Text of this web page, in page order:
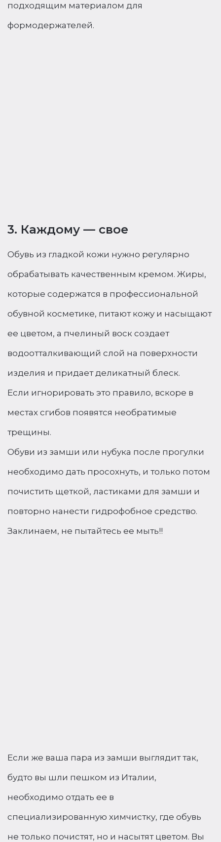
подходящим материалом для
формодержателей.
3. Каждому — свое
Обувь из гладкой кожи нужно регулярно
обрабатывать качественным кремом. Жиры,
которые содержатся в профессиональной
обувной косметике, питают кожу и насыщают
ее цветом, а пчелиный воск создает
водоотталкивающий слой на поверхности
изделия и придает деликатный блеск.
Если игнорировать это правило, вскоре в
местах сгибов появятся необратимые
трещины.
Обуви из замши или нубука после прогулки
необходимо дать просохнуть, и только потом
почистить щеткой, ластиками для замши и
повторно нанести гидрофобное средство.
Заклинаем, не пытайтесь ее мыть!!
Если же ваша пара из замши выглядит так,
будто вы шли пешком из Италии,
необходимо отдать ее в
специализированную химчистку, где обувь
не только почистят, но и насытят цветом. Вы